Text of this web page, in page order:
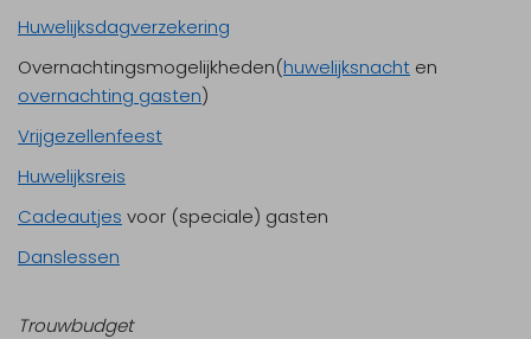
Huwelijksdagverzekering
Overnachtingsmogelijkheden(huwelijksnacht en
overnachting gasten)
Vrijgezellenfeest
Huwelijksreis
Cadeautjes voor (speciale) gasten
Danslessen
Trouwbudget